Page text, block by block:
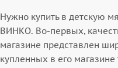
Нужно купить в детскую
ВИНКО. Во-первых,
магазине представлен
купленных в его магазине